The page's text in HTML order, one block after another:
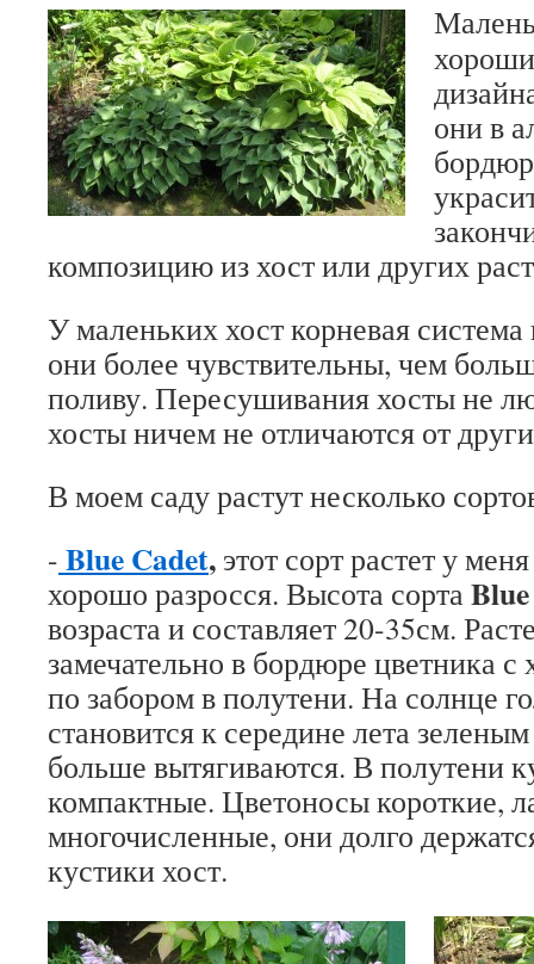
они в
композицию из хост или других
У маленьких хост корневая
они более чувствительны, чем
поливу. Пересушивания хосты не
хосты ничем не отличаются от
В моем саду растут несколько
- BlueCadet, этот сортрастет у
хорошо разросся. Высота сорта Blue
возраста и составляет 20-35см.
замечательно в бордюре цветника
по забором в полутени. На солнце
становится к середине лета
больше вытягиваются. В полутени
компактные. Цветоносы короткие,
многочисленные, они долго
кустики хост.